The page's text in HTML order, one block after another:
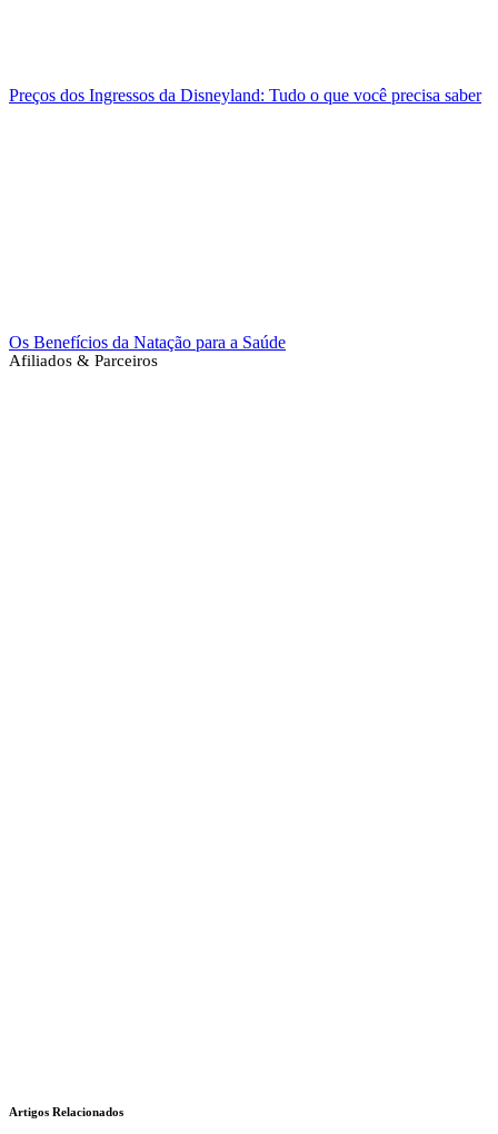
Preços dos Ingressos da Disneyland: Tudo o que você precisa saber
Os Benefícios da Natação para a Saúde
Afiliados & Parceiros
Artigos Relacionados